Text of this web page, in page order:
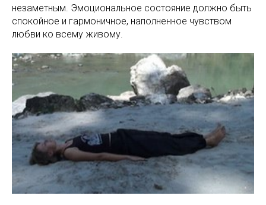
незаметным. Эмоциональное состояние должно быть
спокойное и гармоничное, наполненное чувством
любви ко всему живому.